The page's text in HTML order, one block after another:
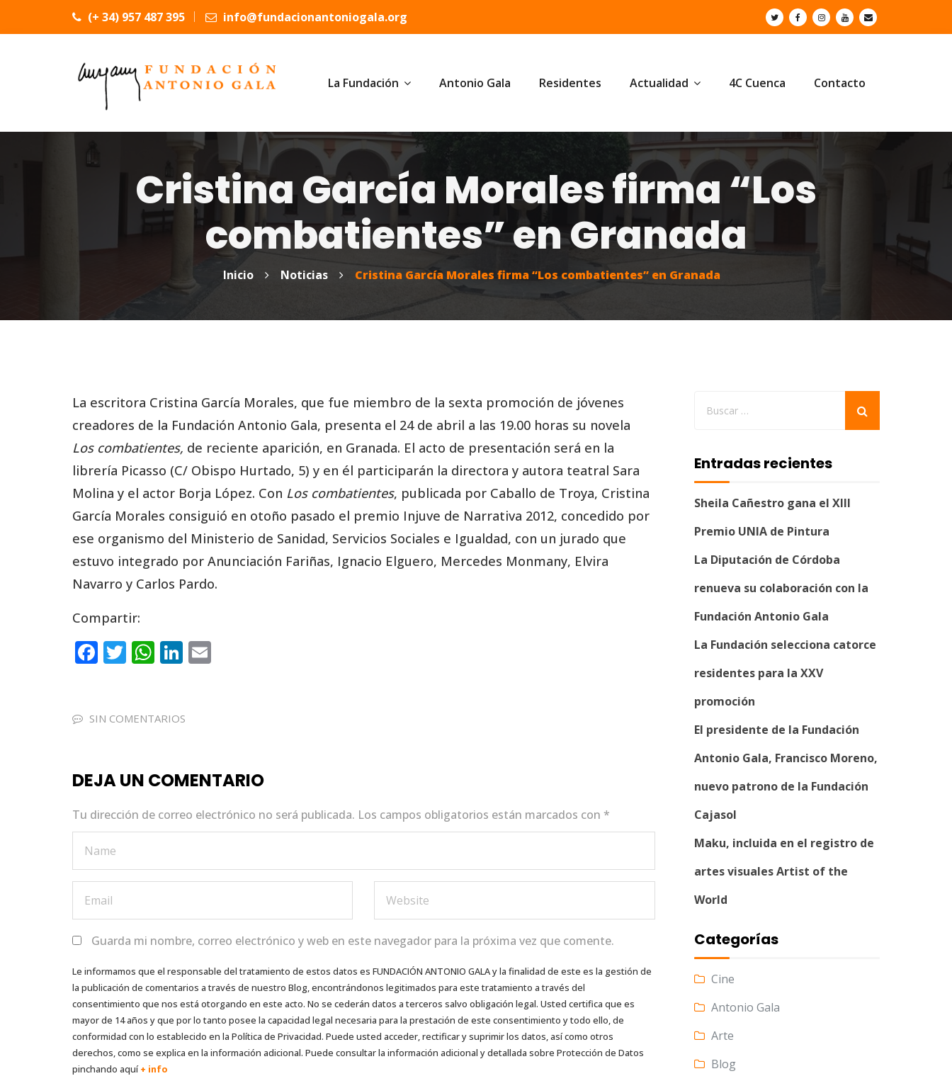
(+ 34) 957 487 395 info@fundacionantoniogala.org
La Fundación Antonio Gala Residentes Actualidad 4C Cuenca Contacto
Cristina García Morales firma “Los
combatientes” en Granada
Inicio Noticias Cristina García Morales firma “Los combatientes” en Granada
La escritora Cristina García Morales, que fue miembro de la sexta promoción de jóvenes
creadores de la Fundación Antonio Gala, presenta el 24 de abril a las 19.00 horas su novela
Los combatientes, de reciente aparición, en Granada. El acto de presentación será en la
librería Picasso (C/ Obispo Hurtado, 5) y en él participarán la directora y autora teatral Sara
Molina y el actor Borja López. Con Los combatientes, publicada por Caballo de Troya, Cristina
García Morales consiguió en otoño pasado el premio Injuve de Narrativa 2012, concedido por
ese organismo del Ministerio de Sanidad, Servicios Sociales e Igualdad, con un jurado que
estuvo integrado por Anunciación Fariñas, Ignacio Elguero, Mercedes Monmany, Elvira
Navarro y Carlos Pardo.
Compartir:
F
e
o
k
T
te
W
ts
p
Li
e
SIN COMENTARIOS
DEJA UN COMENTARIO
Tu dirección de correo electrónico no será publicada. Los campos obligatorios están marcados con *
Guarda mi nombre, correo electrónico y web en este navegador para la próxima vez que comente.
Le informamos que el responsable del tratamiento de estos datos es FUNDACIÓN ANTONIO GALA y la finalidad de este es la gestión de
la publicación de comentarios a través de nuestro Blog, encontrándonos legitimados para este tratamiento a través del
consentimiento que nos está otorgando en este acto. No se cederán datos a terceros salvo obligación legal. Usted certifica que es
mayor de 14 años y que por lo tanto posee la capacidad legal necesaria para la prestación de este consentimiento y todo ello, de
conformidad con lo establecido en la Política de Privacidad. Puede usted acceder, rectificar y suprimir los datos, así como otros
derechos, como se explica en la información adicional. Puede consultar la información adicional y detallada sobre Protección de Datos
pinchando aquí+ info
Entradas recientes
Sheila Cañestro gana el XIII
Premio UNIA de Pintura
La Diputación de Córdoba
renueva su colaboración con la
Fundación Antonio Gala
La Fundación selecciona catorce
residentes para la XXV
promoción
El presidente de la Fundación
Antonio Gala, Francisco Moreno,
nuevo patrono de la Fundación
Cajasol
Maku, incluida en el registro de
artes visuales Artist of the
World
Categorías
Cine
Antonio Gala
Arte
Blog